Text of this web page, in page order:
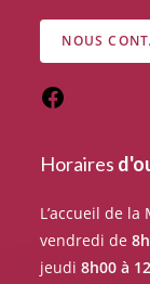
NOUS
Horaires
L’accueil de
vendredi de
jeudi8h00 à